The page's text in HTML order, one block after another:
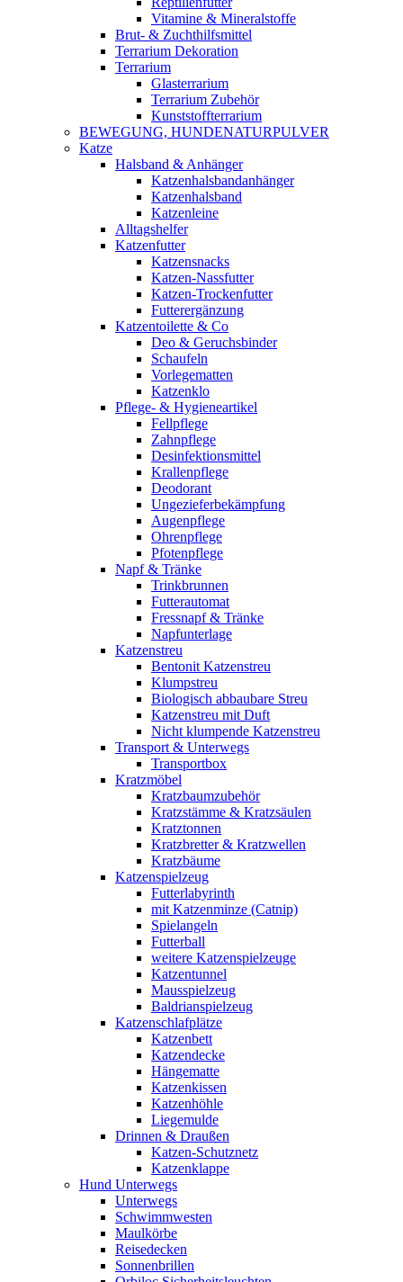
Vitamine & Mineralstoffe
Brut- & Zuchthilfsmittel
Terrarium Dekoration
Terrarium
Glasterrarium
Terrarium Zubehör
Kunststoffterrarium
BEWEGUNG, HUNDENATURPULVER
Katze
Halsband & Anhänger
Katzenhalsbandanhänger
Katzenhalsband
Katzenleine
Alltagshelfer
Katzenfutter
Katzensnacks
Katzen-Nassfutter
Katzen-Trockenfutter
Futterergänzung
Katzentoilette & Co
Deo & Geruchsbinder
Schaufeln
Vorlegematten
Katzenklo
Pflege- & Hygieneartikel
Fellpflege
Zahnpflege
Desinfektionsmittel
Krallenpflege
Deodorant
Ungezieferbekämpfung
Augenpflege
Ohrenpflege
Pfotenpflege
Napf & Tränke
Trinkbrunnen
Futterautomat
Fressnapf & Tränke
Napfunterlage
Katzenstreu
Bentonit Katzenstreu
Klumpstreu
Biologisch abbaubare Streu
Katzenstreu mit Duft
Nicht klumpende Katzenstreu
Transport & Unterwegs
Transportbox
Kratzmöbel
Kratzbaumzubehör
Kratzstämme & Kratzsäulen
Kratztonnen
Kratzbretter & Kratzwellen
Kratzbäume
Katzenspielzeug
Futterlabyrinth
mit Katzenminze (Catnip)
Spielangeln
Futterball
weitere Katzenspielzeuge
Katzentunnel
Mausspielzeug
Baldrianspielzeug
Katzenschlafplätze
Katzenbett
Katzendecke
Hängematte
Katzenkissen
Katzenhöhle
Liegemulde
Drinnen & Draußen
Katzen-Schutznetz
Katzenklappe
Hund Unterwegs
Unterwegs
Schwimmwesten
Maulkörbe
Reisedecken
Sonnenbrillen